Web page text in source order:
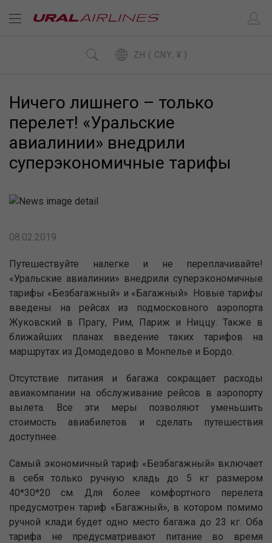
ZH ( CNY, ¥ )
Ничего лишнего – только
перелет! «Уральские
авиалинии» внедрили
суперэкономичные тарифы
08.02.2019
Путешествуйте налегке и не переплачивайте!
«Уральские авиалинии» внедрили суперэкономичные
тарифы «Безбагажный» и «Багажный». Новые тарифы
введены на рейсах из подмосковного аэропорта
Жуковский в Прагу, Рим, Париж и Ниццу. Также в
ближайших планах введение таких тарифов на
маршрутах из Домодедово в Монпелье и Бордо.
Отсутствие питания и багажа сокращает расходы
авиакомпании на обслуживание рейсов в аэропорту
вылета. Все эти меры позволяют уменьшить
стоимость авиабилетов и сделать путешествия
доступнее.
Самый экономичный тариф «Безбагажный» включает
в себя только ручную кладь до 5 кг размером
40*30*20 см. Для более комфортного перелета
предусмотрен тариф «Багажный», в котором помимо
ручной клади будет одно место багажа до 23 кг. Оба
тарифа не предусматривают питание во время